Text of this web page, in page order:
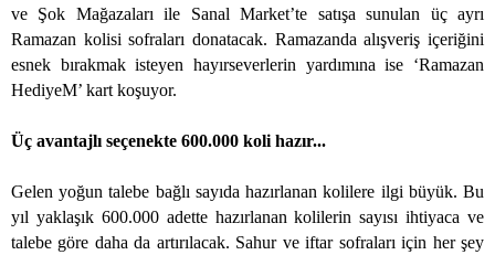
ve Şok Mağazaları ile Sanal Market’te satışa sunulan üç ayrı
Ramazan kolisi sofraları donatacak. Ramazanda alışveriş içeriğini
esnek bırakmak isteyen hayırseverlerin yardımına ise ‘Ramazan
HediyeM’ kart koşuyor.
Üç avantajlı seçenekte 600.000 koli hazır...
Gelen yoğun talebe bağlı sayıda hazırlanan kolilere ilgi büyük. Bu
yıl yaklaşık 600.000 adette hazırlanan kolilerin sayısı ihtiyaca ve
talebe göre daha da artırılacak. Sahur ve iftar sofraları için her şey